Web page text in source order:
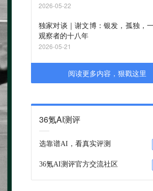
2026-05-22
独家对谈｜谢文博：银发，孤独，
观察者的十八年
2026-05-21
阅读更多内容，狠戳这里
36氪AI测评
选靠谱AI，看真实评测
36氪AI测评官方交流社区